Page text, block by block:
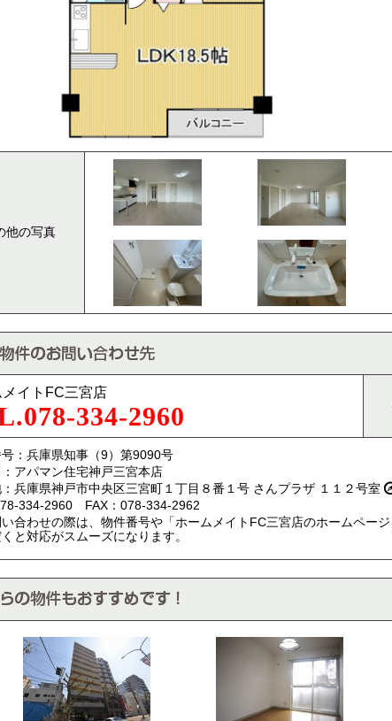
他の写真
メイトFC三宮店
334-2960
：兵庫県知事（9）第9090号
アパマン住宅神戸三宮本店
兵庫県神戸市中央区三宮町１丁目８番１号 さんプラザ １１２号室
334-2960 FAX：078-334-2962
合わせの際は、物件番号や「ホームメイトFC三宮店のホームページ
と対応がスムーズになります。